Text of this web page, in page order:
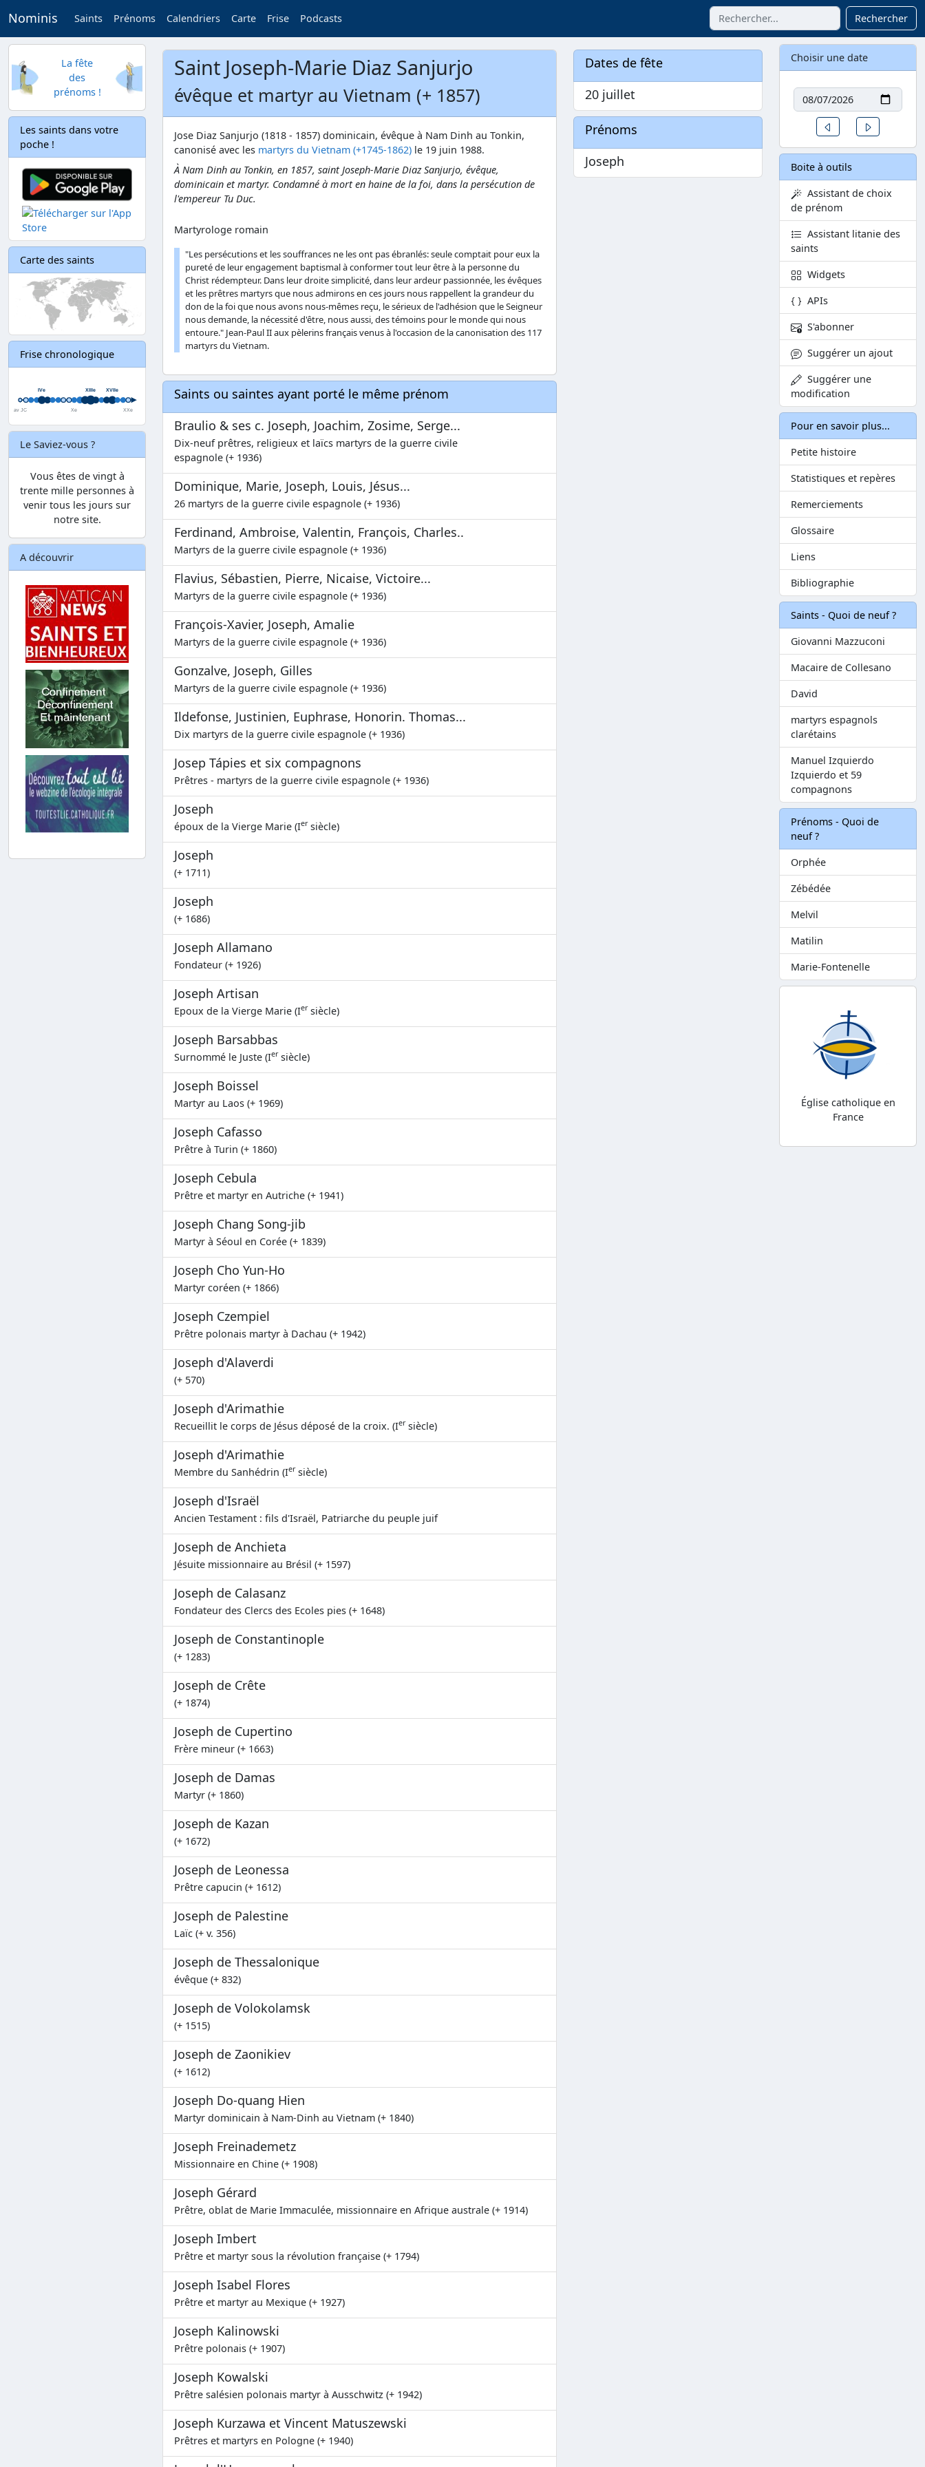
Nominis Saints Prénoms Calendriers Carte Frise Podcasts Rechercher
La fête
des
prénoms !
Les saints dans votre
poche !
Carte des saints
Frise chronologique
Le Saviez-vous ?
Vous êtes de vingt à
trente mille personnes à
venir tous les jours sur
notre site.
A découvrir
Saint Joseph-Marie Diaz Sanjurjo
évêque et martyr au Vietnam (+ 1857)
Jose Diaz Sanjurjo (1818 - 1857) dominicain, évêque à Nam Dinh au Tonkin,
canonisé avec les martyrs du Vietnam (+1745-1862) le 19 juin 1988.
À Nam Dinh au Tonkin, en 1857, saint Joseph-Marie Diaz Sanjurjo, évêque,
dominicain et martyr. Condamné à mort en haine de la foi, dans la persécution de
l'empereur Tu Duc.
Martyrologe romain
"Les persécutions et les souffrances ne les ont pas ébranlés: seule comptait pour eux la
pureté de leur engagement baptismal à conformer tout leur être à la personne du
Christ rédempteur. Dans leur droite simplicité, dans leur ardeur passionnée, les évêques
et les prêtres martyrs que nous admirons en ces jours nous rappellent la grandeur du
don de la foi que nous avons nous-mêmes reçu, le sérieux de l'adhésion que le Seigneur
nous demande, la nécessité d'être, nous aussi, des témoins pour le monde qui nous
entoure." Jean-Paul II aux pèlerins français venus à l'occasion de la canonisation des 117
martyrs du Vietnam.
Saints ou saintes ayant porté le même prénom
Braulio & ses c. Joseph, Joachim, Zosime, Serge...
Dix-neuf prêtres, religieux et laïcs martyrs de la guerre civile
espagnole (+ 1936)
Dominique, Marie, Joseph, Louis, Jésus...
26 martyrs de la guerre civile espagnole (+ 1936)
Ferdinand, Ambroise, Valentin, François, Charles..
Martyrs de la guerre civile espagnole (+ 1936)
Flavius, Sébastien, Pierre, Nicaise, Victoire...
Martyrs de la guerre civile espagnole (+ 1936)
François-Xavier, Joseph, Amalie
Martyrs de la guerre civile espagnole (+ 1936)
Gonzalve, Joseph, Gilles
Martyrs de la guerre civile espagnole (+ 1936)
Ildefonse, Justinien, Euphrase, Honorin. Thomas...
Dix martyrs de la guerre civile espagnole (+ 1936)
Josep Tápies et six compagnons
Prêtres - martyrs de la guerre civile espagnole (+ 1936)
Joseph
époux de la Vierge Marie (Iersiècle)
Joseph
(+ 1711)
Joseph
(+ 1686)
Joseph Allamano
Fondateur (+ 1926)
Joseph Artisan
Epoux de la Vierge Marie (Iersiècle)
Joseph Barsabbas
Surnommé le Juste (Iersiècle)
Joseph Boissel
Martyr au Laos (+ 1969)
Joseph Cafasso
Prêtre à Turin (+ 1860)
Joseph Cebula
Prêtre et martyr en Autriche (+ 1941)
Joseph Chang Song-jib
Martyr à Séoul en Corée (+ 1839)
Joseph Cho Yun-Ho
Martyr coréen (+ 1866)
Joseph Czempiel
Prêtre polonais martyr à Dachau (+ 1942)
Joseph d'Alaverdi
(+ 570)
Joseph d'Arimathie
Recueillit le corps de Jésus déposé de la croix. (Iersiècle)
Joseph d'Arimathie
Membre du Sanhédrin (Iersiècle)
Joseph d'Israël
Ancien Testament : fils d'Israël, Patriarche du peuple juif
Joseph de Anchieta
Jésuite missionnaire au Brésil (+ 1597)
Joseph de Calasanz
Fondateur des Clercs des Ecoles pies (+ 1648)
Joseph de Constantinople
(+ 1283)
Joseph de Crête
(+ 1874)
Joseph de Cupertino
Frère mineur (+ 1663)
Joseph de Damas
Martyr (+ 1860)
Joseph de Kazan
(+ 1672)
Joseph de Leonessa
Prêtre capucin (+ 1612)
Joseph de Palestine
Laïc (+ v. 356)
Joseph de Thessalonique
évêque (+ 832)
Joseph de Volokolamsk
(+ 1515)
Joseph de Zaonikiev
(+ 1612)
Joseph Do-quang Hien
Martyr dominicain à Nam-Dinh au Vietnam (+ 1840)
Joseph Freinademetz
Missionnaire en Chine (+ 1908)
Joseph Gérard
Prêtre, oblat de Marie Immaculée, missionnaire en Afrique australe (+ 1914)
Joseph Imbert
Prêtre et martyr sous la révolution française (+ 1794)
Joseph Isabel Flores
Prêtre et martyr au Mexique (+ 1927)
Joseph Kalinowski
Prêtre polonais (+ 1907)
Joseph Kowalski
Prêtre salésien polonais martyr à Ausschwitz (+ 1942)
Joseph Kurzawa et Vincent Matuszewski
Prêtres et martyrs en Pologne (+ 1940)
Dates de fête
20 juillet
Prénoms
Joseph
Choisir une date
Date
Un jour avant
Boite à outils
Assistant de choix
de prénom
Assistant litanie des
saints
Widgets
APIs
S'abonner
Suggérer un ajout
Suggérer une
modification
Pour en savoir plus...
Petite histoire
Statistiques et repères
Remerciements
Glossaire
Liens
Bibliographie
Saints - Quoi de neuf ?
Giovanni Mazzuconi
Macaire de Collesano
David
martyrs espagnols
clarétains
Manuel Izquierdo
Izquierdo et 59
compagnons
Prénoms - Quoi de
neuf ?
Orphée
Zébédée
Melvil
Matilin
Marie-Fontenelle
Église catholique en
France